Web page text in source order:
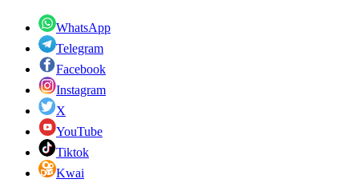
WhatsApp
Telegram
Facebook
Instagram
X
YouTube
Tiktok
Kwai